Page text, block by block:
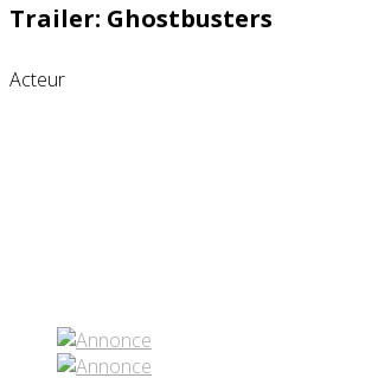
Trailer: Ghostbusters
Acteur